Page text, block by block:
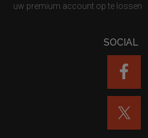
uw premium account op te lossen
SOCIAL